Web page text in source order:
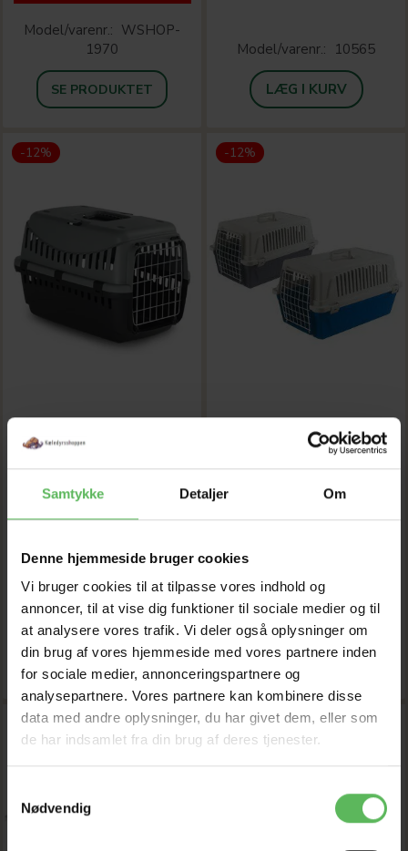
Samtykke Detaljer Om
Denne hjemmeside bruger cookies
Vi bruger cookies til at tilpasse vores indhold og
annoncer, til at vise dig funktioner til sociale medier og til
at analysere vores trafik. Vi deler også oplysninger om
din brug af vores hjemmeside med vores partnere inden
for sociale medier, annonceringspartnere og
analysepartnere. Vores partnere kan kombinere disse
data med andre oplysninger, du har givet dem, eller som
de har indsamlet fra din brug af deres tjenester.
Nødvendig
Model/varenr.: WSHOP-
1970
SE PRODUKTET
Model/varenr.: 10565
LÆG I KURV
-12%
TRANSPORT KASSE
131,12 DKK
Du sparer:17,88 DKK
Tilbud udløber 08/08/2026
Model/varenr.: 272806
LÆG I KURV
-12%
TRANSPORTKASSE
263,12 DKK
Du sparer:
Tilbud udløber 08/08/2026
Model/varenr.: 73007199
LÆG I KURV
-12% -12%